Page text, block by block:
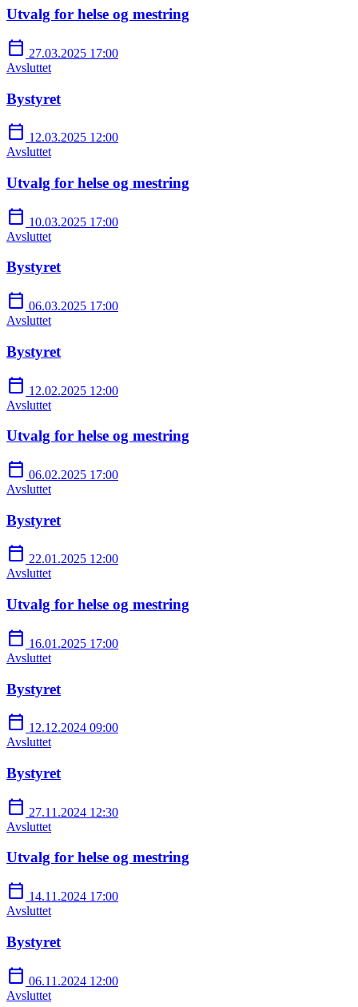
Utvalg for helse og mestring
calendar_today 27.03.2025 17:00
Avsluttet
Bystyret
calendar_today 12.03.2025 12:00
Avsluttet
Utvalg for helse og mestring
calendar_today 10.03.2025 17:00
Avsluttet
Bystyret
calendar_today 06.03.2025 17:00
Avsluttet
Bystyret
calendar_today 12.02.2025 12:00
Avsluttet
Utvalg for helse og mestring
calendar_today 06.02.2025 17:00
Avsluttet
Bystyret
calendar_today 22.01.2025 12:00
Avsluttet
Utvalg for helse og mestring
calendar_today 16.01.2025 17:00
Avsluttet
Bystyret
calendar_today 12.12.2024 09:00
Avsluttet
Bystyret
calendar_today 27.11.2024 12:30
Avsluttet
Utvalg for helse og mestring
calendar_today 14.11.2024 17:00
Avsluttet
Bystyret
calendar_today 06.11.2024 12:00
Avsluttet